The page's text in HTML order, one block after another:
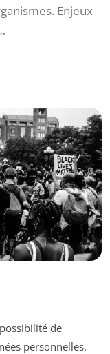
Enjeux
de
personnelles.